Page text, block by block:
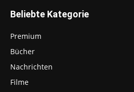
Beliebte Kategorie
Premium
Bücher
Nachrichten
Filme